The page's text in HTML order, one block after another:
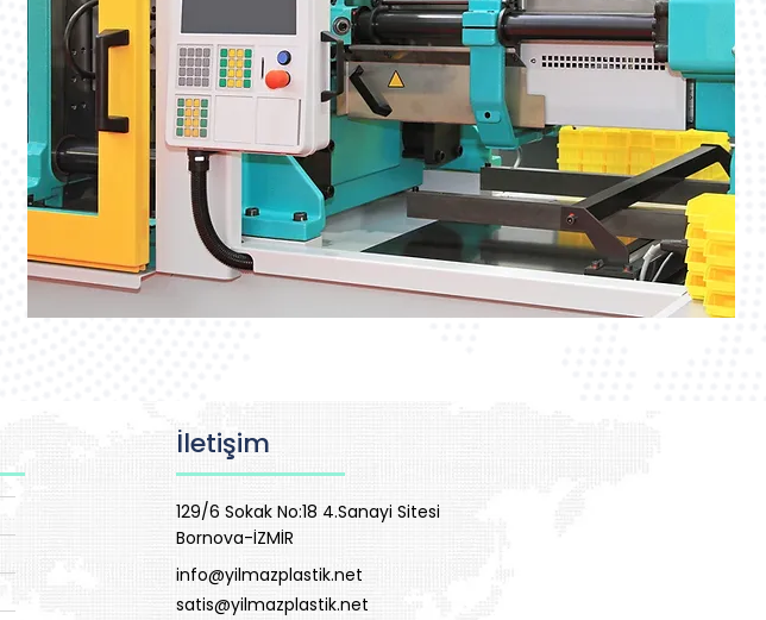
İletişim
129/6 Sokak No:18 4.Sanayi Sitesi
Bornova-İZMİR
info@yilmazplastik.net
satis@yilmazplastik.net